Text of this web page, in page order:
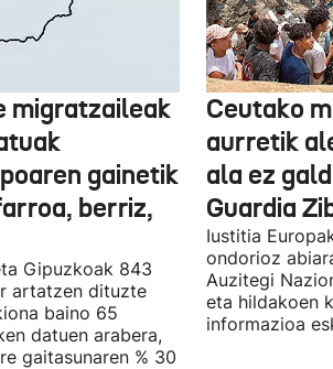
migratzaileak
gainetik
berriz,
Gipuzkoak 843
artatzen dituzte
baino 65
datuen arabera,
gaitasunaren % 30
Ceutako
aurretik
ala ez
Guardia
Iustitia
ondorioz
Auzitegi
eta hildakoen
informazioa